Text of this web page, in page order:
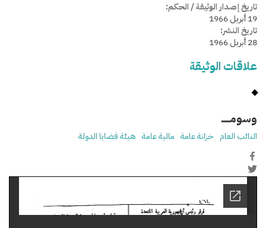
تاريخ إصدار الوثيقة / الحكم:
19 أبريل 1966
تاريخ النشر:
28 أبريل 1966
علاقات الوثيقة
وسومـــــ
النائب العام خزانة عامة مالية عامة هيئة قضايا الدولة